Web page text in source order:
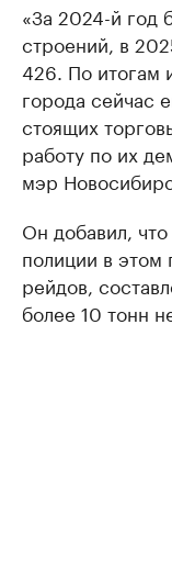
«За 2024-й год
строений, в
426. По итогам
города сейчас
стоящих
работу по их
мэр
Он добавил,
полиции в этом
рейдов,
более 10 тонн